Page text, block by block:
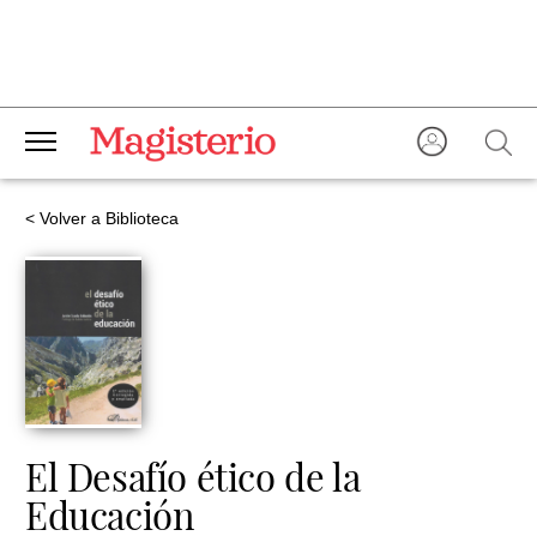
< Volver a Biblioteca
El Desafío ético de la
Educación